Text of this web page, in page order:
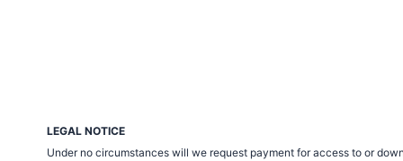
LEGAL NOTICE
Under no circumstances will we request payment for access to or